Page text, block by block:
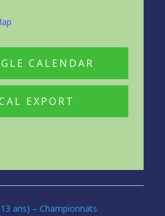
CALENDAR
EXPORT
ans) – Championnats